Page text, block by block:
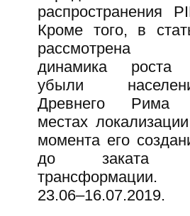
распространения
Кроме того, в
рассмотрена
динамика роста
убыли
Древнего Рима
местах
момента его
до заката
трансформации.
23.06–16.07.2019.